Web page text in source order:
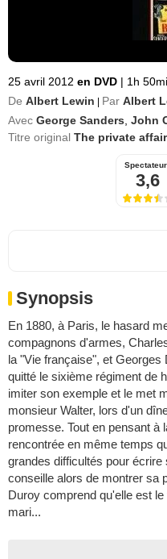
25 avril 2012 en DVD | 1h
De Albert Lewin Par Albert
Avec George Sanders John
Titre original The private
3,6
Synopsis
En 1880, à Paris, le hasard
compagnons d'armes,
la "Vie française", et
quitté le sixième régiment de
imiter son exemple et le met
monsieur Walter, lors d'un
promesse. Tout en pensant à
rencontrée en même temps
grandes difficultés pour
conseille alors de montrer sa
Duroy comprend qu'elle est
mari...